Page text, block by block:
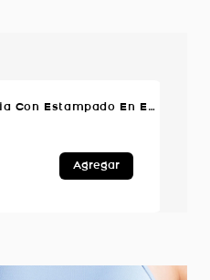
Camiseta Amplia Con Estampado En Espalda, Color Azul Oscuro Para Hombre
Agregar